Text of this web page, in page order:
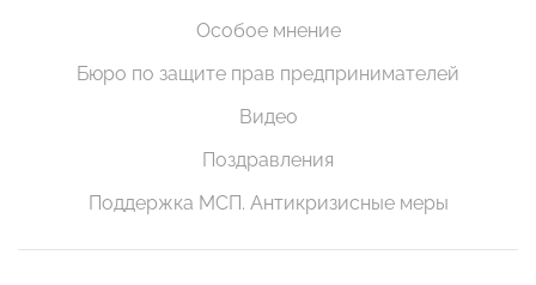
Особое мнение
Бюро по защите прав предпринимателей
Видео
Поздравления
Поддержка МСП. Антикризисные меры